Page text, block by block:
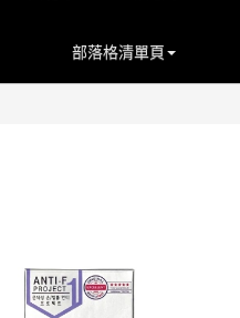
部落格清單頁